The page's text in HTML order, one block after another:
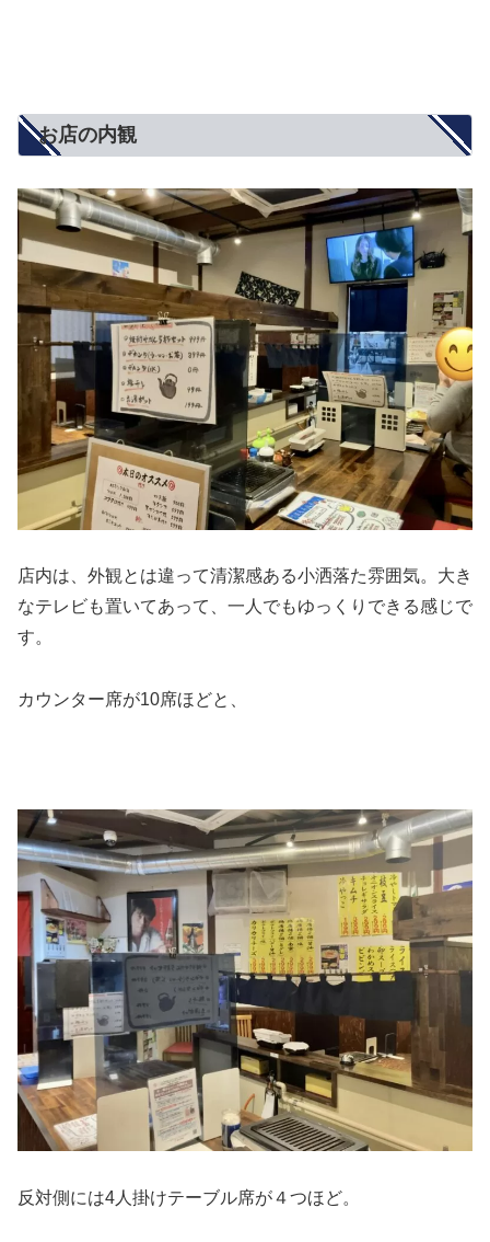
お店の内観
店内は、外観とは違って清潔感ある小洒落た雰囲気。大き
なテレビも置いてあって、一人でもゆっくりできる感じで
す。
カウンター席が10席ほどと、
反対側には4人掛けテーブル席が４つほど。